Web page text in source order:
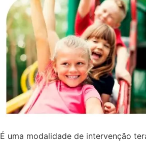
É uma modalidade de intervenção